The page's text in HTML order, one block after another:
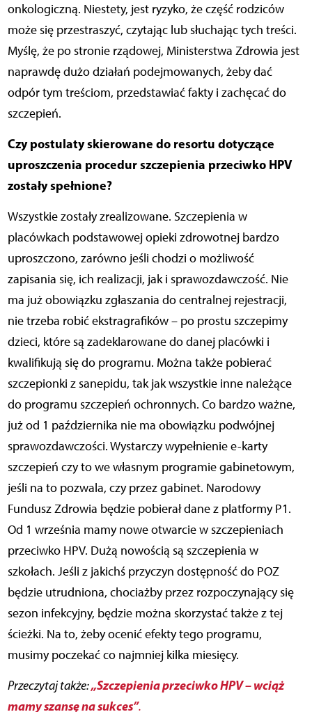
onkologiczną. Niestety, jest ryzyko, że część rodziców
może się przestraszyć, czytając lub słuchając tych treści.
Myślę, że po stronie rządowej, Ministerstwa Zdrowia jest
naprawdę dużo działań podejmowanych, żeby dać
odpór tym treściom, przedstawiać fakty i zachęcać do
szczepień.
Czy postulaty skierowane do resortu dotyczące
uproszczenia procedur szczepienia przeciwko HPV
zostały spełnione?
Wszystkie zostały zrealizowane. Szczepienia w
placówkach podstawowej opieki zdrowotnej bardzo
uproszczono, zarówno jeśli chodzi o możliwość
zapisania się, ich realizacji, jak i sprawozdawczość. Nie
ma już obowiązku zgłaszania do centralnej rejestracji,
nie trzeba robić ekstragrafików – po prostu szczepimy
dzieci, które są zadeklarowane do danej placówki i
kwalifikują się do programu. Można także pobierać
szczepionki z sanepidu, tak jak wszystkie inne należące
do programu szczepień ochronnych. Co bardzo ważne,
już od 1 października nie ma obowiązku podwójnej
sprawozdawczości. Wystarczy wypełnienie e-karty
szczepień czy to we własnym programie gabinetowym,
jeśli na to pozwala, czy przez gabinet. Narodowy
Fundusz Zdrowia będzie pobierał dane z platformy P1.
Od 1 września mamy nowe otwarcie w szczepieniach
przeciwko HPV. Dużą nowością są szczepienia w
szkołach. Jeśli z jakichś przyczyn dostępność do POZ
będzie utrudniona, chociażby przez rozpoczynający się
sezon infekcyjny, będzie można skorzystać także z tej
ścieżki. Na to, żeby ocenić efekty tego programu,
musimy poczekać co najmniej kilka miesięcy.
Przeczytaj także:„Szczepienia przeciwko HPV – wciąż
mamy szansę na sukces”.